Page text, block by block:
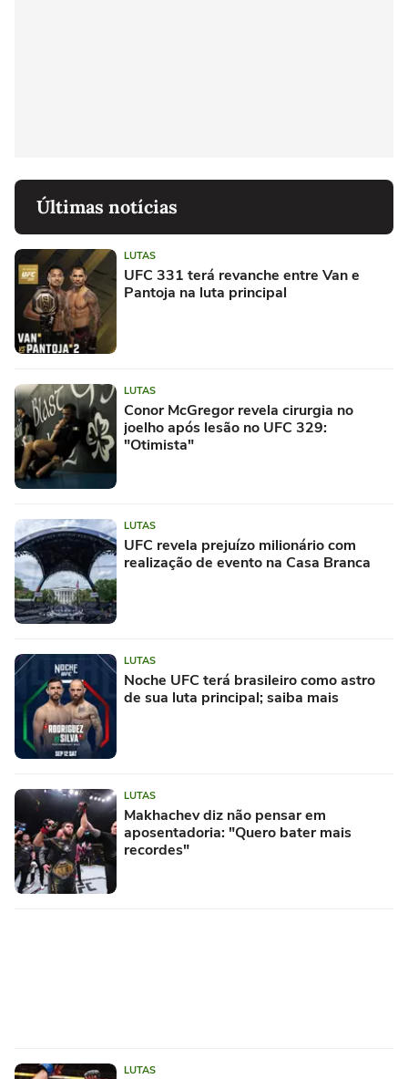
Últimas notícias
LUTAS
UFC 331 terá revanche entre Van e
Pantoja na luta principal
LUTAS
Conor McGregor revela cirurgia no
joelho após lesão no UFC 329:
"Otimista"
LUTAS
UFC revela prejuízo milionário com
realização de evento na Casa Branca
LUTAS
Noche UFC terá brasileiro como astro
de sua luta principal; saiba mais
LUTAS
Makhachev diz não pensar em
aposentadoria: "Quero bater mais
recordes"
LUTAS